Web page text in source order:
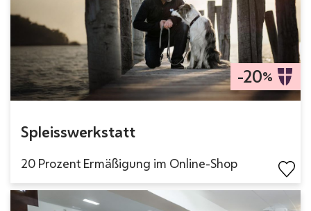
Spleisswerkstatt
-20%
20 Prozent Ermäßigung im Online-Shop